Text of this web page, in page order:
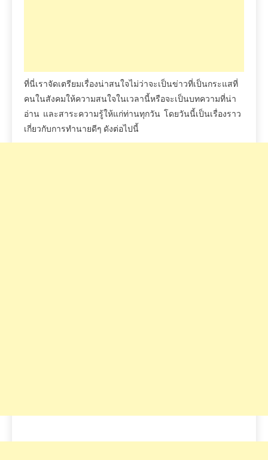
ที่นี่เราจัดเตรียมเรื่องน่าสนใจไม่ว่าจะเป็นข่าวที่เป็นกระแสที่
คนในสังคมให้ความสนใจในเวลานี้หรือจะเป็นบทความที่น่า
อ่าน และสาระความรู้ให้แก่ท่านทุกวัน โดยวันนี้เป็นเรื่องราว
เกี่ยวกับการทำนายดีๆ ดังต่อไปนี้